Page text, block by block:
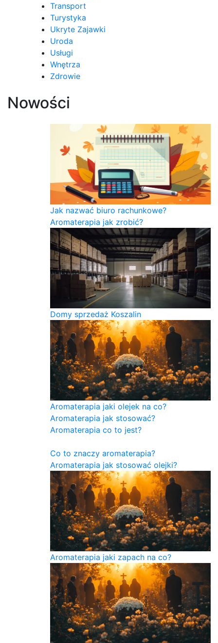
Transport
Turystyka
Ukryte Zajawki
Uroda
Usługi
Wnętrza
Zdrowie
Nowości
Jak nazwać biuro rachunkowe?
Aromaterapia jak zrobić?
Domy sprzedaż Koszalin
Aromaterapia jaki olejek na co?
Aromaterapia jak stosować?
Aromaterapia co to jest?
Co to znaczy aromaterapia?
Aromaterapia jak stosować olejki?
Aromaterapia jaki zapach na co?